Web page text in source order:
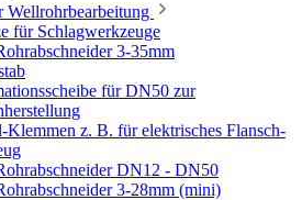
Wellrohrbearbeitung
für Schlagwerkzeuge
3-35mm
für DN50 zur
Klemmen z. B. für elektrisches Flansch-
DN12 - DN50
3-28mm (mini)